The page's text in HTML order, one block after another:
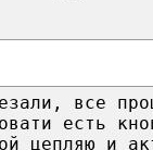
все
есть
цепляю и